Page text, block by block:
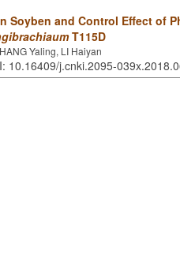
Soyben and Control Effect of
T115D
Yaling, LI Haiyan
10.16409/j.cnki.2095-